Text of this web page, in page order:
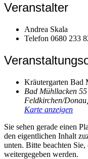
Veranstalter
Andrea Skala
Telefon 0680 233
Kräutergarten Bad
Bad Mühllacken 55
Feldkirchen/Donau
Karte anzeigen
Sie sehen gerade einen
den eigentlichen Inhalt
unten. Bitte beachten
weitergegeben werden.